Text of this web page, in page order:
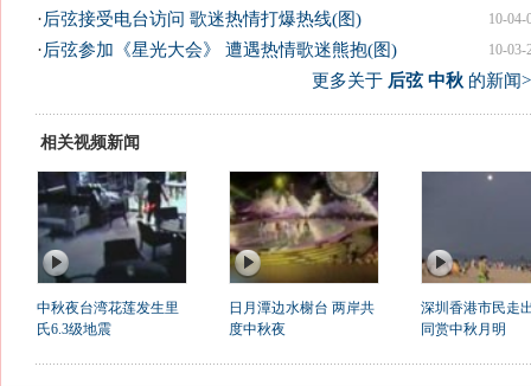
10-04-
·后弦接受电台访问 歌迷热情打爆热线(图)
10-03-
·后弦参加《星光大会》 遭遇热情歌迷熊抱(图)
更多关于 后弦 中秋的新闻
相关视频新闻
中秋夜台湾花莲发生里
氏6.3级地震
日月潭边水榭台 两岸共
度中秋夜
深圳香港市民走
同赏中秋月明